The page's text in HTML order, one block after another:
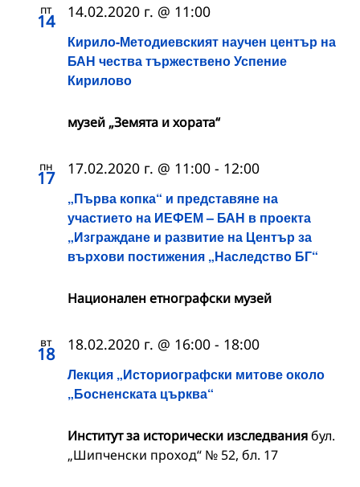
пт
14
Кирило-Методиевският научен център на
БАН чества тържествено Успение
Кирилово
14.02.2020 г. @ 11:00
музей „Земята и хората“
пн
17
„Първа копка“ и представяне на
участието на ИЕФЕМ – БАН в проекта
„Изграждане и развитие на Център за
върхови постижения „Наследство БГ“
17.02.2020 г. @ 11:00 - 12:00
Национален етнографски музей
вт
18
Лекция „Историографски митове около
„Босненската църква“
18.02.2020 г. @ 16:00 - 18:00
Институт за исторически изследваниябул.
„Шипченски проход“ № 52, бл. 17